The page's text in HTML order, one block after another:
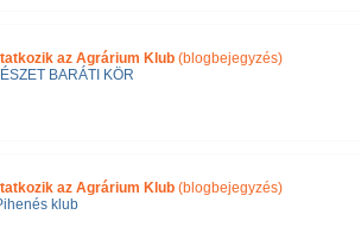
az Agrárium Klub (blogbejegyzés)
BARÁTI KÖR
az Agrárium Klub (blogbejegyzés)
klub